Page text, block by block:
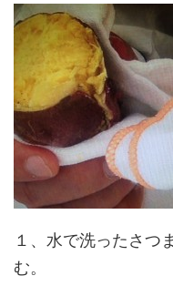
１、水で洗ったさつ
む。